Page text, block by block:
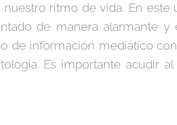
ritmo de vida. En
de manera alarmante
de información mediático
Es importante acudir al